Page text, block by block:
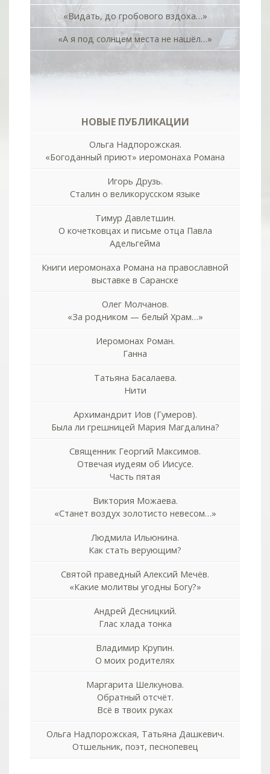
«Видать, до гробового вздоха…»
«А я под солнцем места не нашёл…»
НОВЫЕ ПУБЛИКАЦИИ
Ольга Надпорожская.
«Богоданный приют» иеромонаха Романа
Игорь Друзь.
Сталин о великорусском языке
Тимур Давлетшин.
О кочетковцах и письме отца Павла
Адельгейма
Книги иеромонаха Романа на православной
выставке в Саранске
Олег Молчанов.
«За родником — белый Храм…»
Иеромонах Роман.
Ганна
Татьяна Басалаева.
Нити
Архимандрит Иов (Гумеров).
Была ли грешницей Мария Магдалина?
Священник Георгий Максимов.
Отвечая иудеям об Иисусе.
Часть пятая
Виктория Можаева.
«Станет воздух золотисто невесом…»
Людмила Ильюнина.
Как стать верующим?
Святой праведный Алексий Мечёв.
«Какие молитвы угодны Богу?»
Андрей Десницкий.
Глас хлада тонка
Владимир Крупин.
О моих родителях
Маргарита Шелкунова.
Обратный отсчёт.
Всё в твоих руках
Ольга Надпорожская, Татьяна Дашкевич.
Отшельник, поэт, песнопевец